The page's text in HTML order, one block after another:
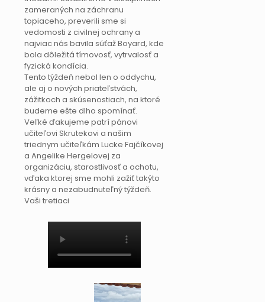
zameraných na záchranu
topiaceho, preverili sme si
vedomosti z civilnej ochrany a
najviac nás bavila súťaž Boyard, kde
bola dôležitá tímovosť, vytrvalosť a
fyzická kondícia.
Tento týždeň nebol len o oddychu,
ale aj o nových priateľstvách,
zážitkoch a skúsenostiach, na ktoré
budeme ešte dlho spomínať.
Veľké ďakujeme patrí pánovi
učiteľovi Skrutekovi a našim
triednym učiteľkám Lucke Fajčíkovej
a Angelike Hergelovej za
organizáciu, starostlivosť a ochotu,
vďaka ktorej sme mohli zažiť takýto
krásny a nezabudnuteľný týždeň.
Vaši tretiaci